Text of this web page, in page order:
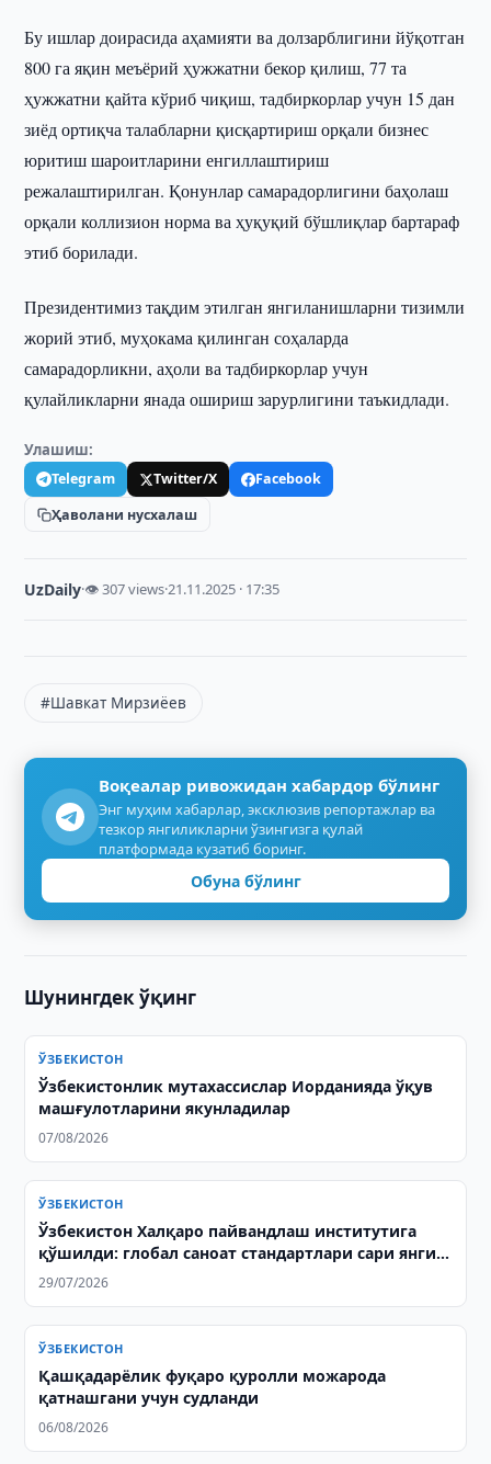
Бу ишлар доирасида аҳамияти ва долзарблигини йўқотган
800 га яқин меъёрий ҳужжатни бекор қилиш, 77 та
ҳужжатни қайта кўриб чиқиш, тадбиркорлар учун 15 дан
зиёд ортиқча талабларни қисқартириш орқали бизнес
юритиш шароитларини енгиллаштириш
режалаштирилган. Қонунлар самарадорлигини баҳолаш
орқали коллизион норма ва ҳуқуқий бўшлиқлар бартараф
этиб борилади.
Президентимиз тақдим этилган янгиланишларни тизимли
жорий этиб, муҳокама қилинган соҳаларда
самарадорликни, аҳоли ва тадбиркорлар учун
қулайликларни янада ошириш зарурлигини таъкидлади.
Улашиш:
Telegram Twitter/X
Facebook
Ҳаволани нусхалаш
UzDaily·👁 307 views·21.11.2025 · 17:35
#Шавкат Мирзиёев
Воқеалар ривожидан хабардор бўлинг
Энг муҳим хабарлар, эксклюзив репортажлар ва
тезкор янгиликларни ўзингизга қулай
платформада кузатиб боринг.
Обуна бўлинг
Шунингдек ўқинг
ЎЗБЕКИСТОН
Ўзбекистонлик мутахассислар Иорданияда ўқув
машғулотларини якунладилар
07/08/2026
ЎЗБЕКИСТОН
Ўзбекистон Халқаро пайвандлаш институтига
қўшилди: глобал саноат стандартлари сари янги
қадам
29/07/2026
ЎЗБЕКИСТОН
Қашқадарёлик фуқаро қуролли можарода
қатнашгани учун судланди
06/08/2026